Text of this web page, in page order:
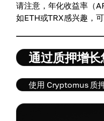
请注意，年化收益率（
如ETH或TRX感兴趣，
通过质押增
使用 Cryptomus 质